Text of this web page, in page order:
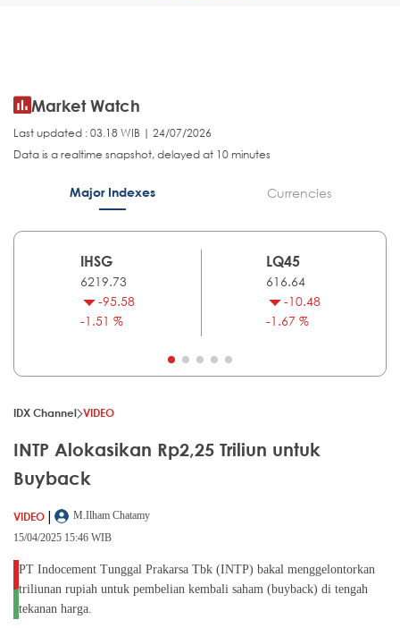
Market Watch
Last updated : 03.18 WIB | 24/07/2026
Data is a realtime snapshot, delayed at 10 minutes
Major Indexes Currencies
IHSG
6219.73
-95.58
-1.51 %
LQ45
616.64
-10.48
-1.67 %
IDX Channel VIDEO
INTP Alokasikan Rp2,25 Triliun untuk
Buyback
VIDEO |
M.Ilham Chatamy
15/04/2025 15:46 WIB
PT Indocement Tunggal Prakarsa Tbk (INTP) bakal menggelontorkan
triliunan rupiah untuk pembelian kembali saham (buyback) di tengah
tekanan harga.